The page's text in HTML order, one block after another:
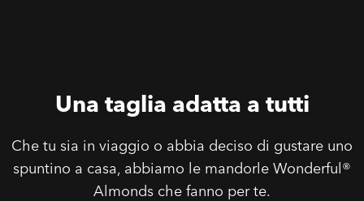
Una taglia adatta a tutti
Che tu sia in viaggio o abbia deciso di gustare uno
spuntino a casa, abbiamo le mandorle Wonderful®
Almonds che fanno per te.